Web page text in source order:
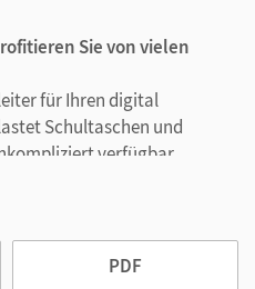
Sie von vielen
für Ihren digital
Schultaschen und
verfügbar.
digitalen Funktionen
PDF